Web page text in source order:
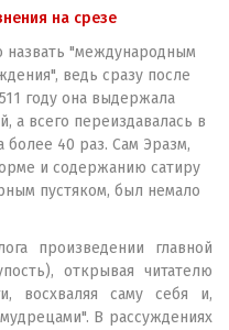
на срезе
назвать "международным
ведь сразу после
году она выдержала
а всего переиздавалась в
более 40 раз. Сам Эразм,
и содержанию сатиру
пустяком, был немало
произведении главной
открывая читателю
восхваляя саму себя и,
В рассуждениях